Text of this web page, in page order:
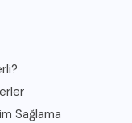
Sağlama